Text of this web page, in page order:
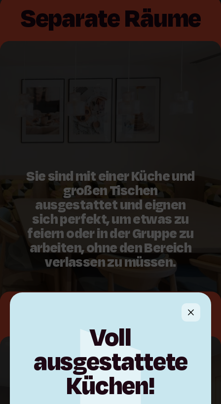
Voll
ausgestattete
Küchen!
Separate Räume
Sie sind mit einer Küche und
großen Tischen
ausgestattet und eignen
sich perfekt, um etwas zu
feiern oder in der Gruppe zu
arbeiten, ohne den Bereich
verlassen zu müssen.